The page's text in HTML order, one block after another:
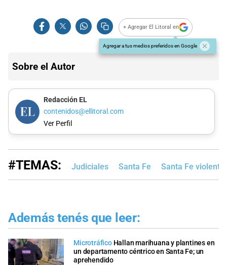
+ Agregar El Litoral en
Agregar a tus medios preferidos en Google
Sobre el Autor
Redacción EL
contenidos@ellitoral.com
Ver Perfil
#TEMAS: Judiciales Santa Fe Santa Fe violenta
Además tenés que leer:
Microtráfico Hallan marihuana y plantines en
un departamento céntrico en Santa Fe; un
aprehendido